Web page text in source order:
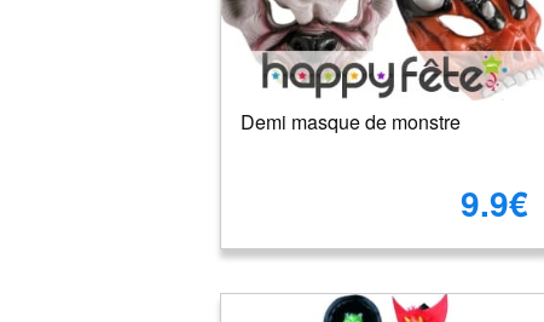
Demi masque de monstre
9.9€